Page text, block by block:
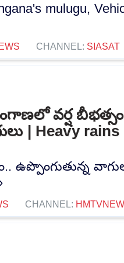
mulugu,
CHANNEL: SIASAT
వర్ష
| Heavy
ఉప్పొంగుతున్న
CHANNEL: